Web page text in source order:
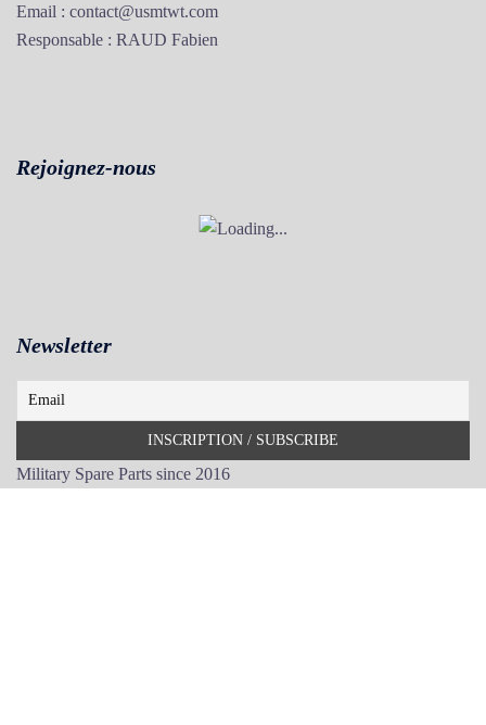
Email : contact@usmtwt.com
Responsable : RAUD Fabien
Rejoignez-nous
Newsletter
Military Spare Parts since 2016